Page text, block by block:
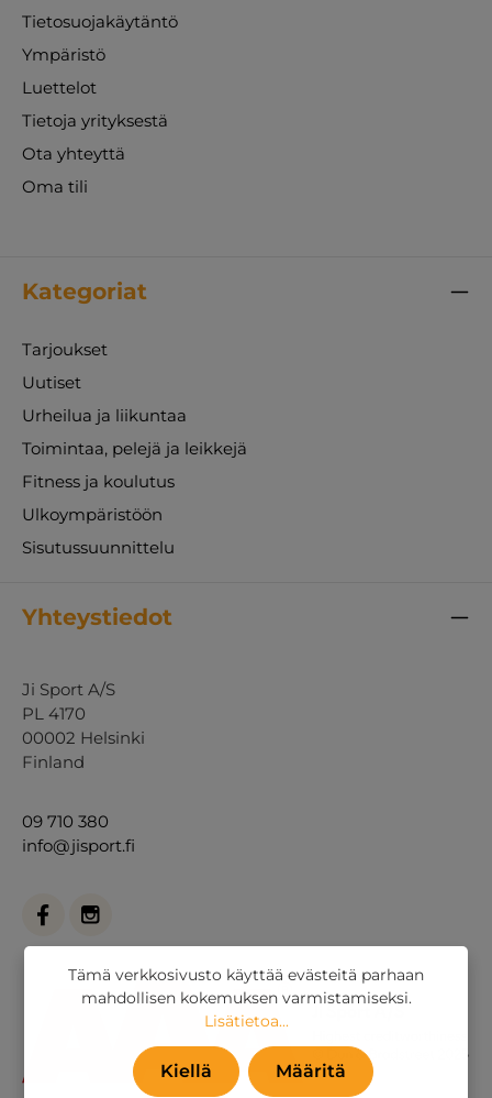
Tietosuojakäytäntö
Ympäristö
Luettelot
Tietoja yrityksestä
Ota yhteyttä
Oma tili
Kategoriat
Tarjoukset
Uutiset
Urheilua ja liikuntaa
Toimintaa, pelejä ja leikkejä
Fitness ja koulutus
Ulkoympäristöön
Sisutussuunnittelu
Yhteystiedot
Ji Sport A/S
PL 4170
00002 Helsinki
Finland
09 710 380
info@jisport.fi
Tämä verkkosivusto käyttää evästeitä parhaan
mahdollisen kokemuksen varmistamiseksi.
Lisätietoa...
Kiellä Määritä